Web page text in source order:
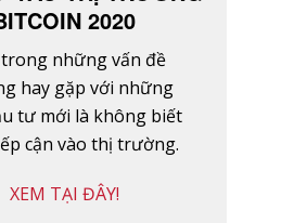
2020
những vấn đề
hay gặp với những
tư mới là không biết
cận vào thị trường.
XEM TẠI ĐÂY!